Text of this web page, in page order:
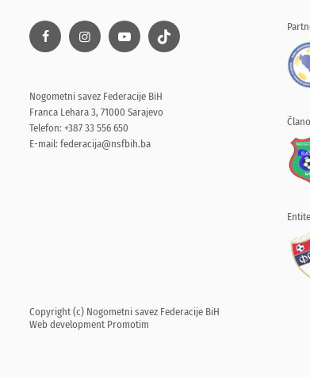
Nogometni savez Federacije BiH
Franca Lehara 3, 71000 Sarajevo
Telefon: +387 33 556 650
E-mail: federacija@nsfbih.ba
Copyright (c) Nogometni savez Federacije BiH
Web development Promotim